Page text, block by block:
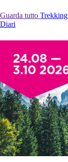
Guarda tutto Trekking
Diari